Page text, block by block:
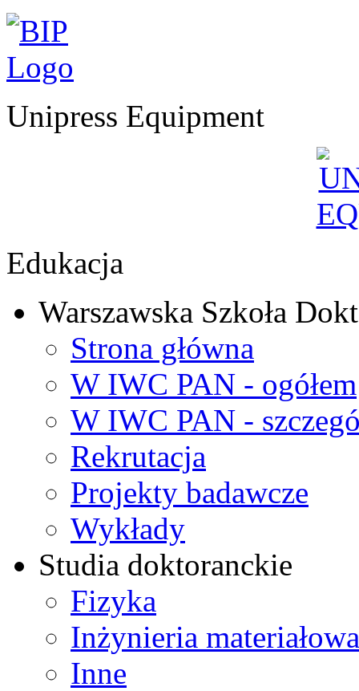
Unipress Equipment
Edukacja
Warszawska Szkoła
Strona główna
W IWC PAN - ogółem
W IWC PAN -
Rekrutacja
Projekty badawcze
Wykłady
Studia doktoranckie
Fizyka
Inżynieria materiałowa
Inne